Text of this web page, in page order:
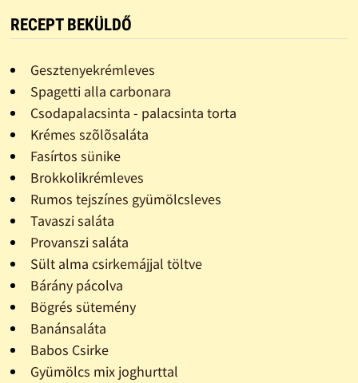
RECEPT BEKÜLDŐ
Gesztenyekrémleves
Spagetti alla carbonara
Csodapalacsinta - palacsinta torta
Krémes szõlõsaláta
Fasírtos sünike
Brokkolikrémleves
Rumos tejszínes gyümölcsleves
Tavaszi saláta
Provanszi saláta
Sült alma csirkemájjal töltve
Bárány pácolva
Bögrés sütemény
Banánsaláta
Babos Csirke
Gyümölcs mix joghurttal